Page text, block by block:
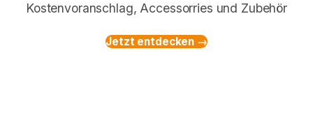
Kostenvoranschlag, Accessorries und Zubehör
Jetzt entdecken →